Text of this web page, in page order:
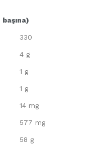
330
4 g
1 g
1 g
14 mg
577 mg
58 g